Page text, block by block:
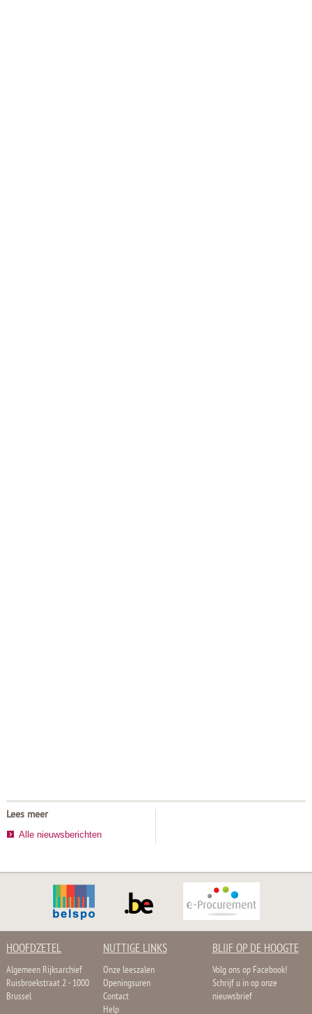
Lees meer
Alle nieuwsberichten
HOOFDZETEL
Algemeen Rijksarchief
Ruisbroekstraat 2 - 1000
Brussel
NUTTIGE LINKS
Onze leeszalen
Openingsuren
Contact
Help
BLIJF OP DE HOOGTE
Volg ons op Facebook!
Schrijf u in op onze
nieuwsbrief